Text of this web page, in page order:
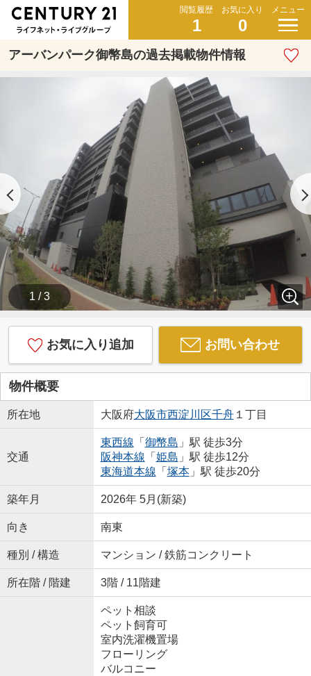
閲覧履歴
1
お気に入り
0
メニュー
アーバンパーク御幣島の過去掲載物件情報
1 / 3
お気に入り追加 お問い合わせ
物件概要
所在地 大阪府大阪市西淀川区千舟１丁目
交通
東西線 「 御幣島 」駅 徒歩3分
阪神本線 「 姫島 」駅 徒歩12分
東海道本線 「 塚本」駅 徒歩20分
築年月 2026年 5月(新築)
向き 南東
種別 / 構造 マンション / 鉄筋コンクリート
所在階 / 階建 3階 / 11階建
ペット相談
ペット飼育可
室内洗濯機置場
フローリング
バルコニー